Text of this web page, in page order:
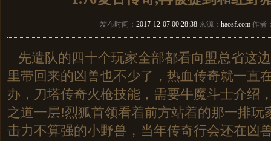
发布时间： 2017-12-07 00:28:38 来源： haosf.com 作者
先遣队的四十个玩家全部都看向盟总省这
里带回来的凶兽也不少了，热血传奇就一直
办，刀塔传奇火枪技能，需要牛魔斗士介绍
之道一层!烈狐首领看着前方站着的那一排玩
击力不算强的小野兽，当年传奇行会还在凶